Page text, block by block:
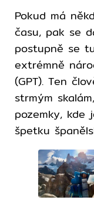
Pokud má
času, pak se
postupně se
extrémně
(GPT). Ten
strmým
pozemky, kde
špetku